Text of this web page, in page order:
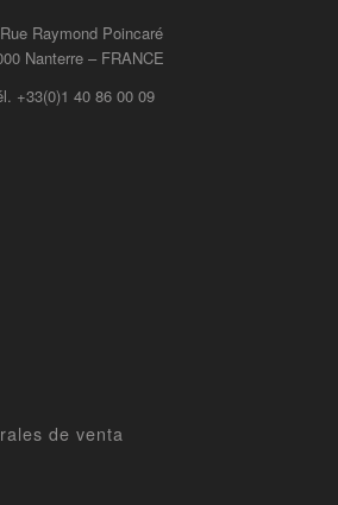
Raymond Poincaré
Nanterre – FRANCE
+33(0)1 40 86 00 09
de venta